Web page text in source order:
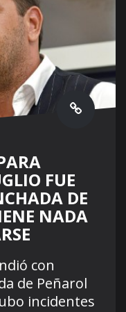
FUE
DE
NADA
con
de Peñarol
incidentes